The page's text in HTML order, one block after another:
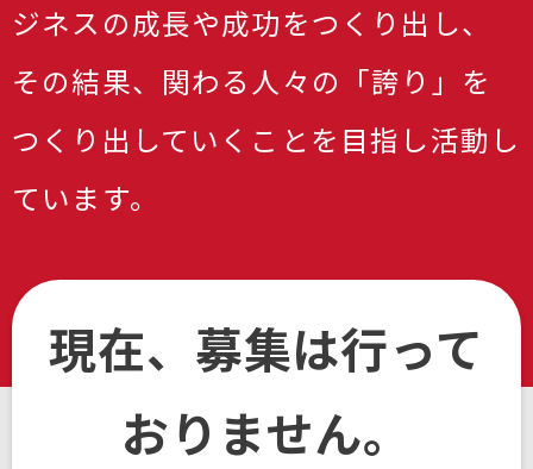
ジネスの成長や成功をつくり出し、
その結果、関わる人々の「誇り」を
つくり出していくことを目指し活動し
ています。
現在、募集は行って
おりません。